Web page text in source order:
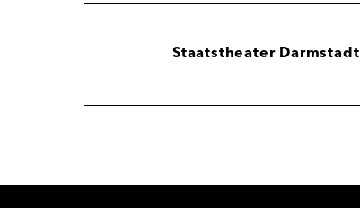
Staatstheater Darmstadt